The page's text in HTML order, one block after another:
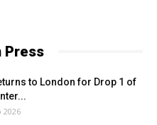
Press
to London for Drop 1 of
2026